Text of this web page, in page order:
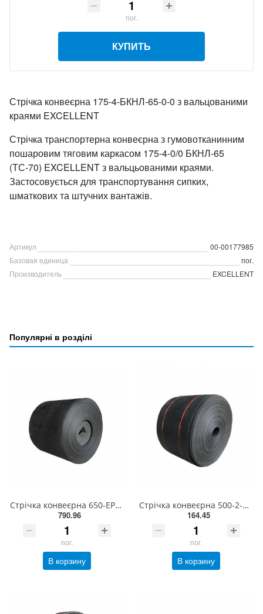
пог.
КУПИТЬ
Стрічка конвеєрна 175-4-БКНЛ-65-0-0 з вальцованими
краями EXCELLENT
Стрічка транспортерна конвеєрна з гумовотканинним
пошаровим тяговим каркасом 175-4-0/0 БКНЛ-65
(ТС-70) EXCELLENT з вальцьованими краями.
Застосовується для транспортування сипких,
шматкових та штучних вантажів.
Артикул
00-00177985
Базовая единица
пог.
Производитель
EXCELLENT
Популярні в розділі
Стрічка конвеєрна 650-EP320/3 3+2 з вальцованими краями BANTSAN type Y (100 м)
790.96
пог.
В корзину
Стрічка конвеєрна 500-2-БКНЛ-65-0-0 з вальцованими краями EXCELLENT
164.45
пог.
В корзину